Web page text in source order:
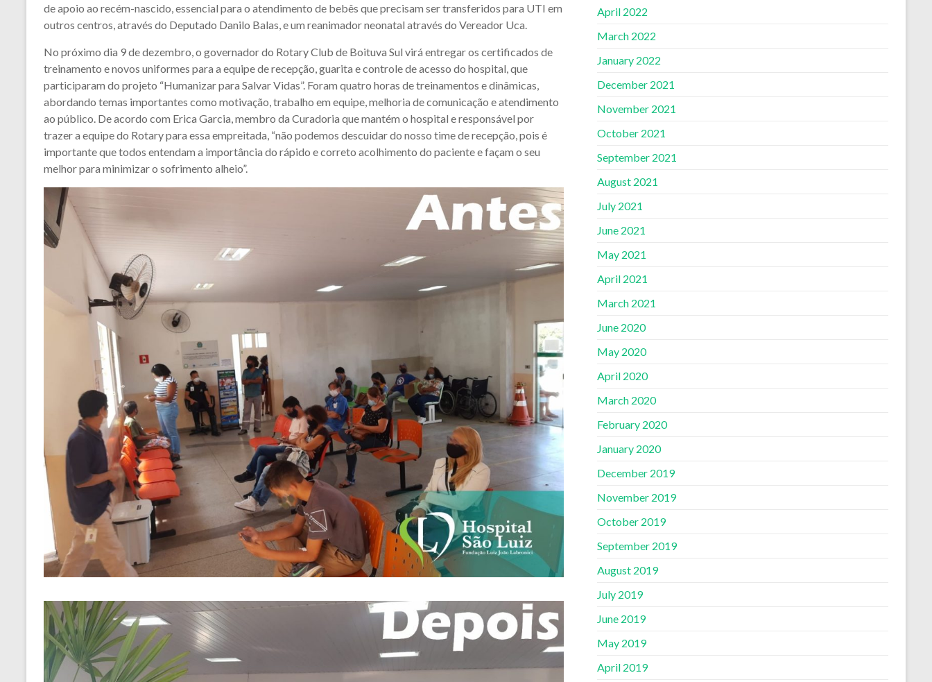
de apoio ao recém-nascido, essencial para o atendimento de bebês que precisam ser transferidos para UTI em
outros centros, através do Deputado Danilo Balas, e um reanimador neonatal através do Vereador Uca.
No próximo dia 9 de dezembro, o governador do Rotary Club de Boituva Sul virá entregar os certificados de
treinamento e novos uniformes para a equipe de recepção, guarita e controle de acesso do hospital, que
participaram do projeto “Humanizar para Salvar Vidas”. Foram quatro horas de treinamentos e dinâmicas,
abordando temas importantes como motivação, trabalho em equipe, melhoria de comunicação e atendimento
ao público. De acordo com Erica Garcia, membro da Curadoria que mantém o hospital e responsável por
trazer a equipe do Rotary para essa empreitada, “não podemos descuidar do nosso time de recepção, pois é
importante que todos entendam a importância do rápido e correto acolhimento do paciente e façam o seu
melhor para minimizar o sofrimento alheio”.
April 2022
March 2022
January 2022
December 2021
November 2021
October 2021
September 2021
August 2021
July 2021
June 2021
May 2021
April 2021
March 2021
June 2020
May 2020
April 2020
March 2020
February 2020
January 2020
December 2019
November 2019
October 2019
September 2019
August 2019
July 2019
June 2019
May 2019
April 2019